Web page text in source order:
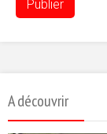
A découvrir